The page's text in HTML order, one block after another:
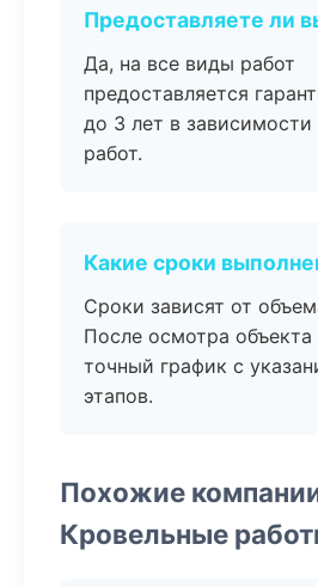
Предоставляете ли
Да, на все виды работ
предоставляется
до 3 лет в зависимости
работ.
Какие сроки
Сроки зависят от
После осмотра
точный график с
этапов.
Похожие
Кровельные